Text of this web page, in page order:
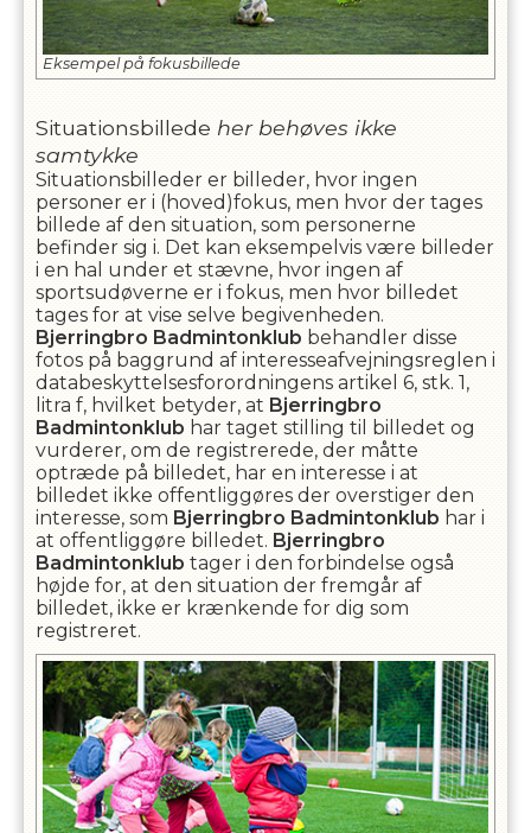
Eksempel på fokusbillede
Situationsbillede her behøves ikke
samtykke
Situationsbilleder er billeder, hvor ingen
personer er i (hoved)fokus, men hvor der tages
billede af den situation, som personerne
befinder sig i. Det kan eksempelvis være billeder
i en hal under et stævne, hvor ingen af
sportsudøverne er i fokus, men hvor billedet
tages for at vise selve begivenheden.
Bjerringbro Badmintonklub behandler disse
fotos på baggrund af interesseafvejningsreglen i
databeskyttelsesforordningens artikel 6, stk. 1,
litra f, hvilket betyder, at Bjerringbro
Badmintonklub har taget stilling til billedet og
vurderer, om de registrerede, der måtte
optræde på billedet, har en interesse i at
billedet ikke offentliggøres der overstiger den
interesse, som Bjerringbro Badmintonklub har i
at offentliggøre billedet. Bjerringbro
Badmintonklub tager i den forbindelse også
højde for, at den situation der fremgår af
billedet, ikke er krænkende for dig som
registreret.